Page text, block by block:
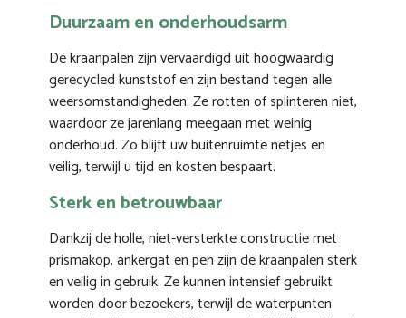
Duurzaam en onderhoudsarm
De kraanpalen zijn vervaardigd uit hoogwaardig
gerecycled kunststof en zijn bestand tegen alle
weersomstandigheden. Ze rotten of splinteren niet,
waardoor ze jarenlang meegaan met weinig
onderhoud. Zo blijft uw buitenruimte netjes en
veilig, terwijl u tijd en kosten bespaart.
Sterk en betrouwbaar
Dankzij de holle, niet-versterkte constructie met
prismakop, ankergat en pen zijn de kraanpalen sterk
en veilig in gebruik. Ze kunnen intensief gebruikt
worden door bezoekers, terwijl de waterpunten